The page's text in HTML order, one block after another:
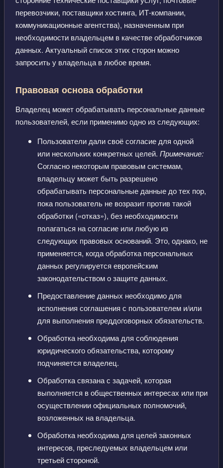
перевозчики, поставщики хостинга, ИТ-компании,
коммуникационные агентства), назначенным при
необходимости владельцем в качестве обработчиков
данных. Актуальный список этих сторон можно
запросить у владельца в любое время.
Правовая основа обработки
Владелец может обрабатывать персональные данные
пользователей, если применимо одно из следующих:
Пользователи дали своё согласие для одной
или нескольких конкретных целей. Примечание:
Согласно некоторым правовым системам,
владельцу может быть разрешено
обрабатывать персональные данные до тех пор,
пока пользователь не возразит против такой
обработки («отказ»), без необходимости
полагаться на согласие или любую из
следующих правовых оснований. Это, однако, не
применяется, когда обработка персональных
данных регулируется европейским
законодательством о защите данных.
Предоставление данных необходимо для
исполнения соглашения с пользователем и/или
для выполнения преддоговорных обязательств.
Обработка необходима для соблюдения
юридического обязательства, которому
подчиняется владелец.
Обработка связана с задачей, которая
выполняется в общественных интересах или при
осуществлении официальных полномочий,
возложенных на владельца.
Обработка необходима для целей законных
интересов, преследуемых владельцем или
третьей стороной.